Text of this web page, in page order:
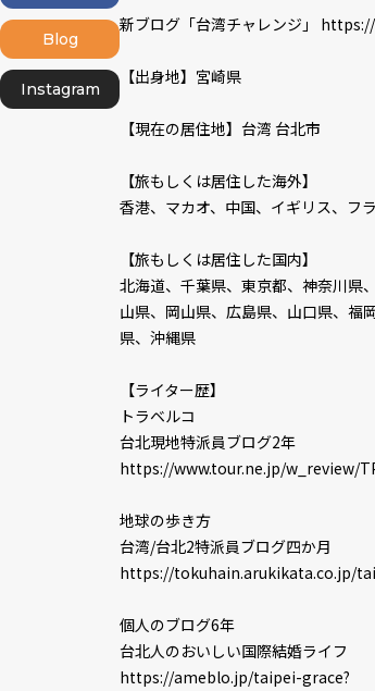
Blog
Instagram
新ブログ「台湾チャレンジ」
【出身地】宮崎県
【現在の居住地】台湾 台北市
【旅もしくは居住した海外】
香港、マカオ、中国、イギリス、フ
【旅もしくは居住した国内】
北海道、千葉県、東京都、神奈川県
山県、岡山県、広島県、山口県、福
県、沖縄県
【ライター歴】
トラベルコ
台北現地特派員ブログ2年
https://www.tour.ne.jp/w_review/
地球の歩き方
台湾/台北2特派員ブログ四か月
https://tokuhain.arukikata.co.jp/
個人のブログ6年
台北人のおいしい国際結婚ライフ
https://ameblo.jp/taipei-grace?